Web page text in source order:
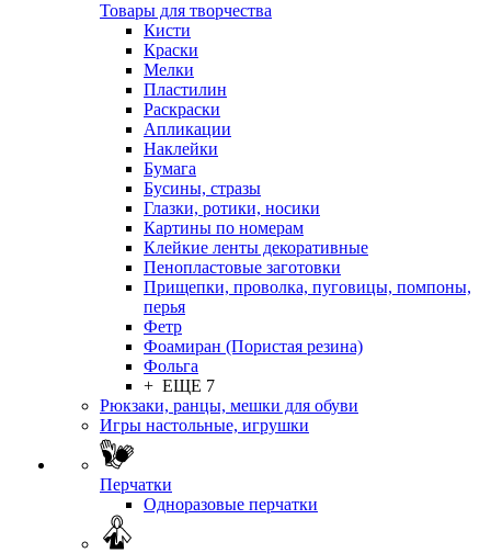
Товары для творчества
Кисти
Краски
Мелки
Пластилин
Раскраски
Апликации
Наклейки
Бумага
Бусины, стразы
Глазки, ротики, носики
Картины по номерам
Клейкие ленты декоративные
Пенопластовые заготовки
Прищепки, проволка, пуговицы, помпоны,
перья
Фетр
Фоамиран (Пористая резина)
Фольга
+ ЕЩЕ 7
Рюкзаки, ранцы, мешки для обуви
Игры настольные, игрушки
Перчатки
Одноразовые перчатки